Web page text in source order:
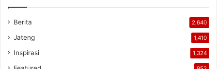
Berita 2,640
Jateng 1,410
Inspirasi 1,324